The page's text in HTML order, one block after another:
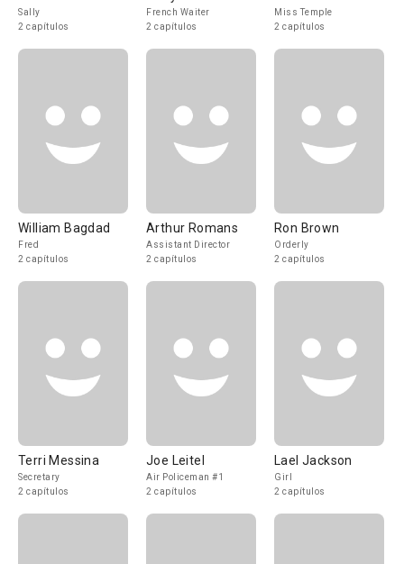
Sally
2 capítulos
French Waiter
2 capítulos
Miss Temple
2 capítulos
William Bagdad
Fred
2 capítulos
Arthur Romans
Assistant Director
2 capítulos
Ron Brown
Orderly
2 capítulos
Terri Messina
Secretary
2 capítulos
Joe Leitel
Air Policeman #1
2 capítulos
Lael Jackson
Girl
2 capítulos